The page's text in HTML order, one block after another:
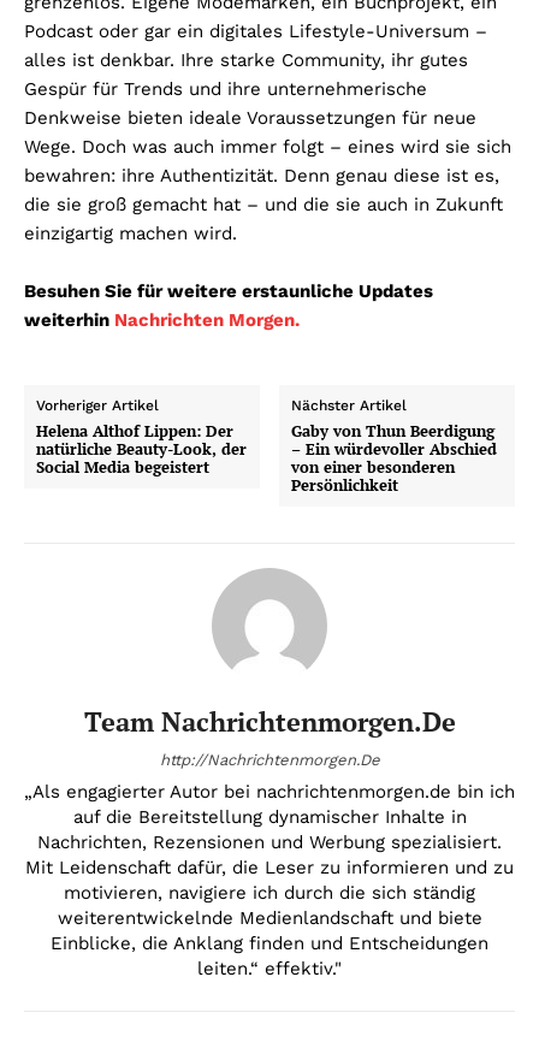
Podcast oder gar ein digitales Lifestyle-Universum –
alles ist denkbar. Ihre starke Community, ihr gutes
Gespür für Trends und ihre unternehmerische
Denkweise bieten ideale Voraussetzungen für neue
Wege. Doch was auch immer folgt – eines wird sie sich
bewahren: ihre Authentizität. Denn genau diese ist es,
die sie groß gemacht hat – und die sie auch in Zukunft
einzigartig machen wird.
Besuhen Sie für weitere erstaunliche Updates
weiterhin Nachrichten Morgen.
Vorheriger Artikel
Helena Althof Lippen: Der
natürliche Beauty-Look, der
Social Media begeistert
Nächster Artikel
Gaby von Thun Beerdigung
– Ein würdevoller Abschied
von einer besonderen
Persönlichkeit
Team Nachrichtenmorgen.de
http://Nachrichtenmorgen.De
„Als engagierter Autor bei nachrichtenmorgen.de bin ich
auf die Bereitstellung dynamischer Inhalte in
Nachrichten, Rezensionen und Werbung spezialisiert.
Mit Leidenschaft dafür, die Leser zu informieren und zu
motivieren, navigiere ich durch die sich ständig
weiterentwickelnde Medienlandschaft und biete
Einblicke, die Anklang finden und Entscheidungen
leiten.“ effektiv."